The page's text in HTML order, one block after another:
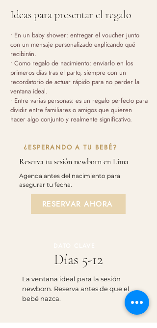
Ideas para presentar el regalo
• En un baby shower: entregar el voucher junto
con un mensaje personalizado explicando qué
recibirán.
• Como regalo de nacimiento: enviarlo en los
primeros días tras el parto, siempre con un
recordatorio de actuar rápido para no perder la
ventana ideal.
• Entre varias personas: es un regalo perfecto para
dividir entre familiares o amigos que quieren
hacer algo conjunto y realmente significativo.
¿ESPERANDO A TU BEBÉ?
Reserva tu sesión newborn en Lima
Agenda antes del nacimiento para
asegurar tu fecha.
RESERVAR AHORA
Días 5-12
La ventana ideal para la sesión
newborn. Reserva antes de que el
bebé nazca.